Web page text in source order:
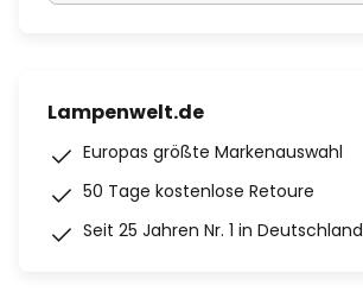
Lampenwelt.de
Europas größte Markenauswahl
50 Tage kostenlose Retoure
Seit 25 Jahren Nr. 1 in Deutschland